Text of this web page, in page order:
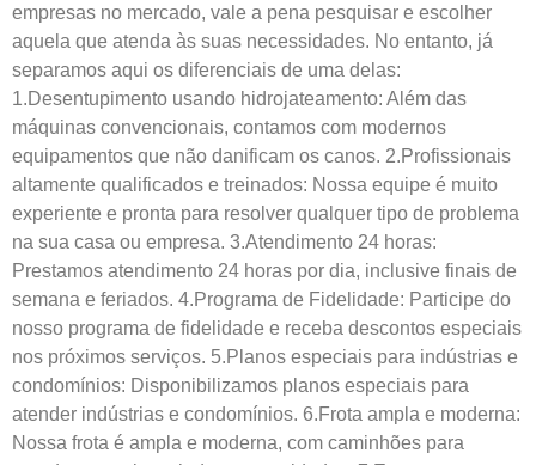
empresas no mercado, vale a pena pesquisar e escolher
aquela que atenda às suas necessidades. No entanto, já
separamos aqui os diferenciais de uma delas:
1.Desentupimento usando hidrojateamento: Além das
máquinas convencionais, contamos com modernos
equipamentos que não danificam os canos. 2.Profissionais
altamente qualificados e treinados: Nossa equipe é muito
experiente e pronta para resolver qualquer tipo de problema
na sua casa ou empresa. 3.Atendimento 24 horas:
Prestamos atendimento 24 horas por dia, inclusive finais de
semana e feriados. 4.Programa de Fidelidade: Participe do
nosso programa de fidelidade e receba descontos especiais
nos próximos serviços. 5.Planos especiais para indústrias e
condomínios: Disponibilizamos planos especiais para
atender indústrias e condomínios. 6.Frota ampla e moderna:
Nossa frota é ampla e moderna, com caminhões para